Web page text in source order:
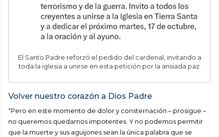
El Santo Padre reforzó el pedido del cardenal, invitando a
toda la iglesia a unirse en esta petición por la ansiada paz.
Volver nuestro corazón a Dios Padre
“Pero en este momento de dolor y consternación – prosigue –
no queremos quedarnos impotentes. Y no podemos permitir
que la muerte y sus aguijones sean la única palabra que se